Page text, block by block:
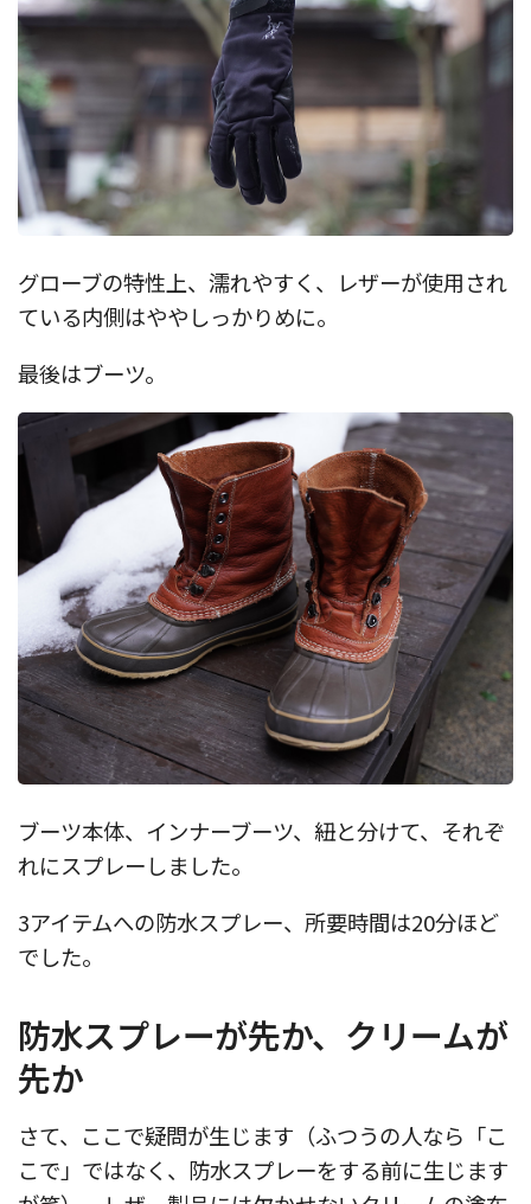
グローブの特性上、濡れやすく、レザーが使用され
ている内側はややしっかりめに。
最後はブーツ。
ブーツ本体、インナーブーツ、紐と分けて、それぞ
れにスプレーしました。
3アイテムへの防水スプレー、所要時間は20分ほど
でした。
防水スプレーが先か、クリームが
先か
さて、ここで疑問が生じます（ふつうの人なら「こ
こで」ではなく、防水スプレーをする前に生じます